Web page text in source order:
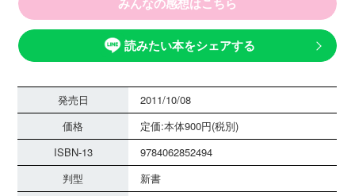
読みたい本をシェアする
発売日
2011/10/08
価格
定価:本体900円(税別)
ISBN-13
9784062852494
判型
新書